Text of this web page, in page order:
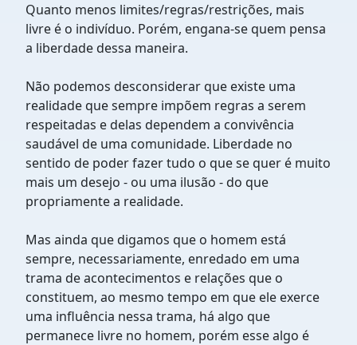
Quanto menos limites/regras/restrições, mais
livre é o indivíduo. Porém, engana-se quem pensa
a liberdade dessa maneira.
Não podemos desconsiderar que existe uma
realidade que sempre impõem regras a serem
respeitadas e delas dependem a convivência
saudável de uma comunidade. Liberdade no
sentido de poder fazer tudo o que se quer é muito
mais um desejo - ou uma ilusão - do que
propriamente a realidade.
Mas ainda que digamos que o homem está
sempre, necessariamente, enredado em uma
trama de acontecimentos e relações que o
constituem, ao mesmo tempo em que ele exerce
uma influência nessa trama, há algo que
permanece livre no homem, porém esse algo é